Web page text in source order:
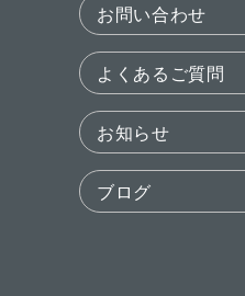
お問い合わせ
よくあるご質問
お知らせ
ブログ